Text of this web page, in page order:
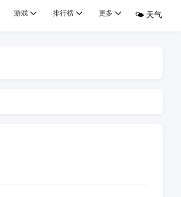
游戏 排行榜 更多 🌤️ 天气